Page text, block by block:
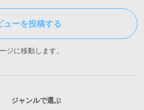
ューを投稿する
ジに移動します。
ジャンルで選ぶ